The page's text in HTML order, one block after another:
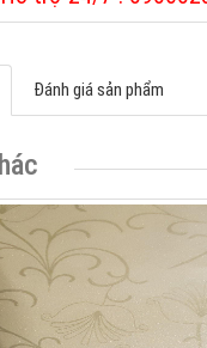
Đánh giá sản phẩm